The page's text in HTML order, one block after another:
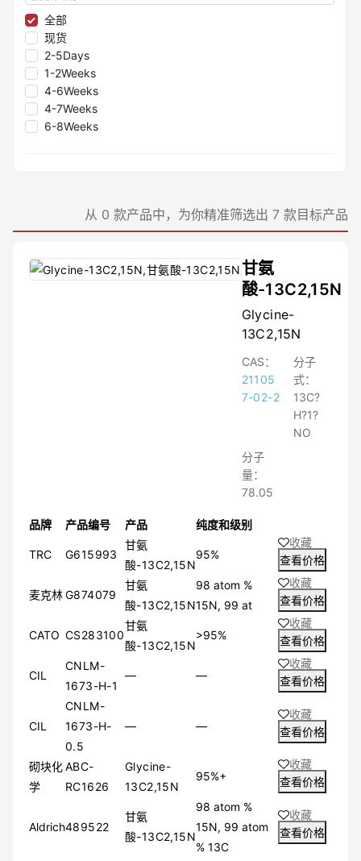
≤96%
≤99.99%
≤99.998%
≤98.3%
≤98.8%
≤99.993%
≤95.85%
≤95.5%
≤97.3%
≤97.4%
≤96.75%
≤97%
≥85%
≥90%
≥87%
≥95%
≥94%
≥91%
≥65%
≥70%
全部
现货
2-5Days
1-2Weeks
4-6Weeks
4-7Weeks
6-8Weeks
从 0 款产品中，为你精准筛选出 7 款目标产品
甘氨
酸-13C2,15N
Glycine-
13C2,15N
CAS：
21105
7-02-2
分子
式：
13C?
H?1?
NO
分子
量：
78.05
品牌 产品编号 产品 纯度和级别
TRC G615993
甘氨
酸-13C2,15N
95%
收藏
查看价格
麦克林G874079
甘氨
酸-13C2,15N
98 atom %
15N, 99 at
收藏
查看价格
CATO CS283100
甘氨
酸-13C2,15N
>95%
收藏
查看价格
CIL
CNLM-
1673-H-1
— —
收藏
查看价格
CIL
CNLM-
1673-H-
0.5
— —
收藏
查看价格
砌块化
学
ABC-
RC1626
Glycine-
13C2,15N
95%+
收藏
查看价格
Aldrich489522
甘氨
酸-13C2,15N
98 atom %
15N, 99 atom
% 13C
收藏
查看价格